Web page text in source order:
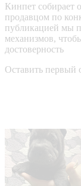
Кинпет собирает
продавцом по
публикацией мы
механизмов,
достоверность
Оставить первый